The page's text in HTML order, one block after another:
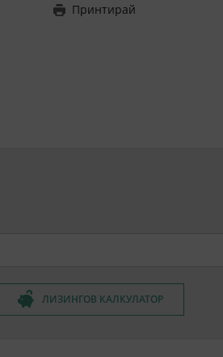
Принтирай
ЛИЗИНГОВ КАЛКУЛАТОР